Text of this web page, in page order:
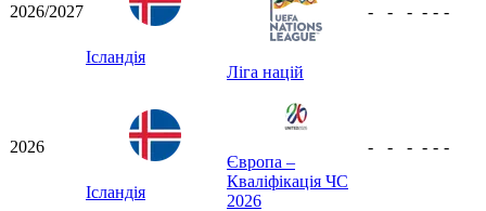
2026/2027
Ісландія
Ліга націй
- - - - - -
2026
Ісландія
Європа –
Кваліфікація ЧС
2026
- - - - - -